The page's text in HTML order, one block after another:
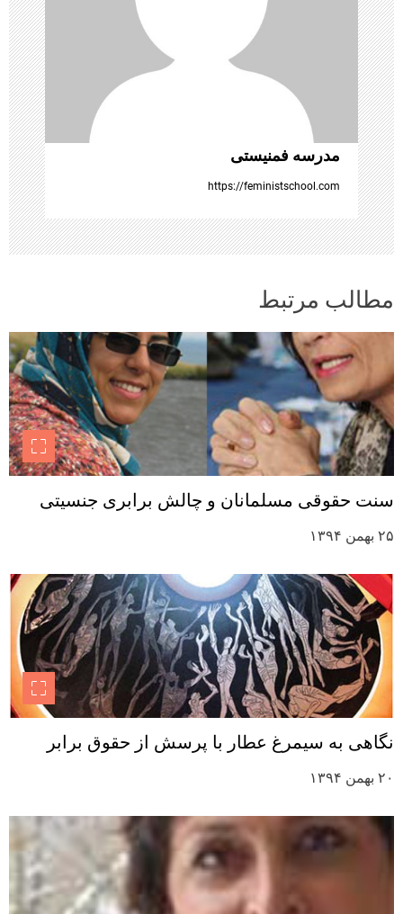
ش
ت
ه‌
ه
ا
مدرسه فمنیستی
https://feministschool.com
مطالب مرتبط
سنت حقوقی مسلمانان و چالش برابری جنسیتی
۲۵ بهمن ۱۳۹۴
نگاهی به سیمرغ عطار با پرسش از حقوق برابر
۲۰ بهمن ۱۳۹۴